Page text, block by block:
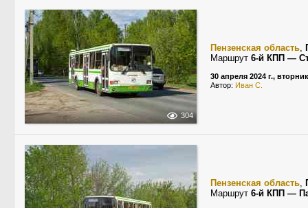
304
Пензенская область,
Маршрут 6-й КПП —
30 апреля 2024 г., вторник
Автор: Иван С.
Пензенская область,
Маршрут 6-й КПП —